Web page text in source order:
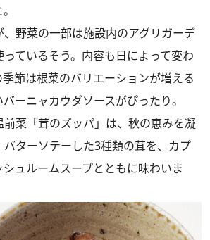
野菜の一部は施設内のアグリガーデ
ているそう。内容も日によって変わ
節は根菜のバリエーションが増える
ーニャカウダソースがぴったり。
菜「茸のズッパ」は、秋の恵みを凝
ターソテーした3種類の茸を、カプ
ュルームスープとともに味わいま